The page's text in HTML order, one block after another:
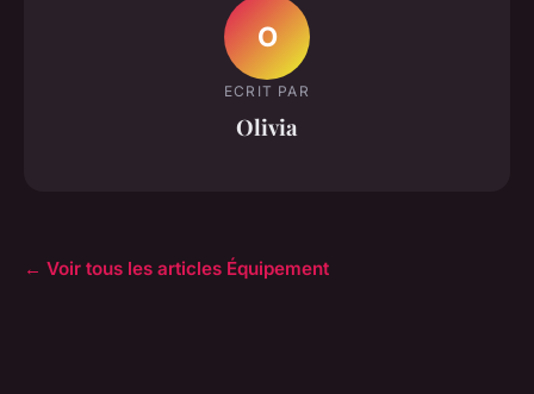
O
ECRIT PAR
Olivia
← Voir tous les articles Équipement